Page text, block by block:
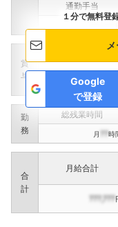
通勤手当
賞
与
???,???
勤
務
総残業時間
月 ??時
合
計
月給合計
???,???
１分で無料登
Google
で登録